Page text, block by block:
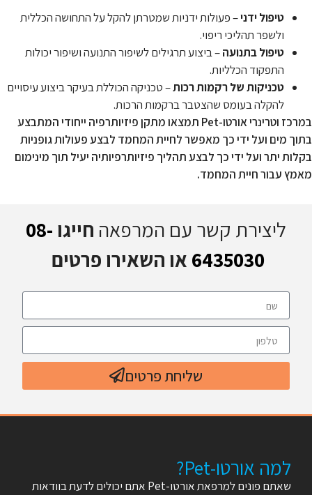
טיפול ידני– פעולות ידניות שמטרתן להקל על התחושה הכללית
ולשפר תהליכי ריפוי.
טיפול בתנועה– ביצוע תרגילים לשיפור התנועה ושיפור יכולות
התפקוד הכלליות.
טכניקות של רקמות רכות– טכניקה הכוללת בעיקר ביצוע עיסויים
להקלה בעומס שהצטבר ברקמות הרכות.
במרכז וטרינרי אורטו-Pet תמצאו מתקן פיזיותרפיה ייחודי המתבצע
בתוך מים ועל ידי כך מאפשר לחיית המחמד לבצע פעולות גופניות
בקלות יתר ועל ידי כך לבצע תהליך פיזיותרפיותיה יעיל תוך מינימום
מאמץ עבור חיית המחמד.
ליצירת קשר עם המרפאה חייגו 08-
6435030 או השאירו פרטים
שליחת פרטים
למה אורטו-Pet?
שאתם פונים למרפאת אורטו-Pet אתם יכולים לדעת בוודאות